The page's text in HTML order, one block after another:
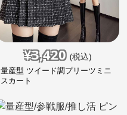
¥3,420 (税込)
量産型 ツイード調プリーツミニ
スカート